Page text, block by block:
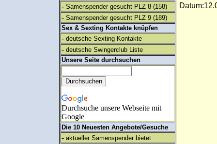
- Samenspender gesucht PLZ 8 (158)
- Samenspender gesucht PLZ 9 (189)
Sex & Sexting Kontakte knüpfen
- deutsche Sexting Kontakte
- deutsche Swingerclub Liste
Unsere Seite durchsuchen
Durchsuche unsere Webseite mit
Google
Die 10 Neuesten Angebote/Gesuche
- aktueller Samenspender bietet